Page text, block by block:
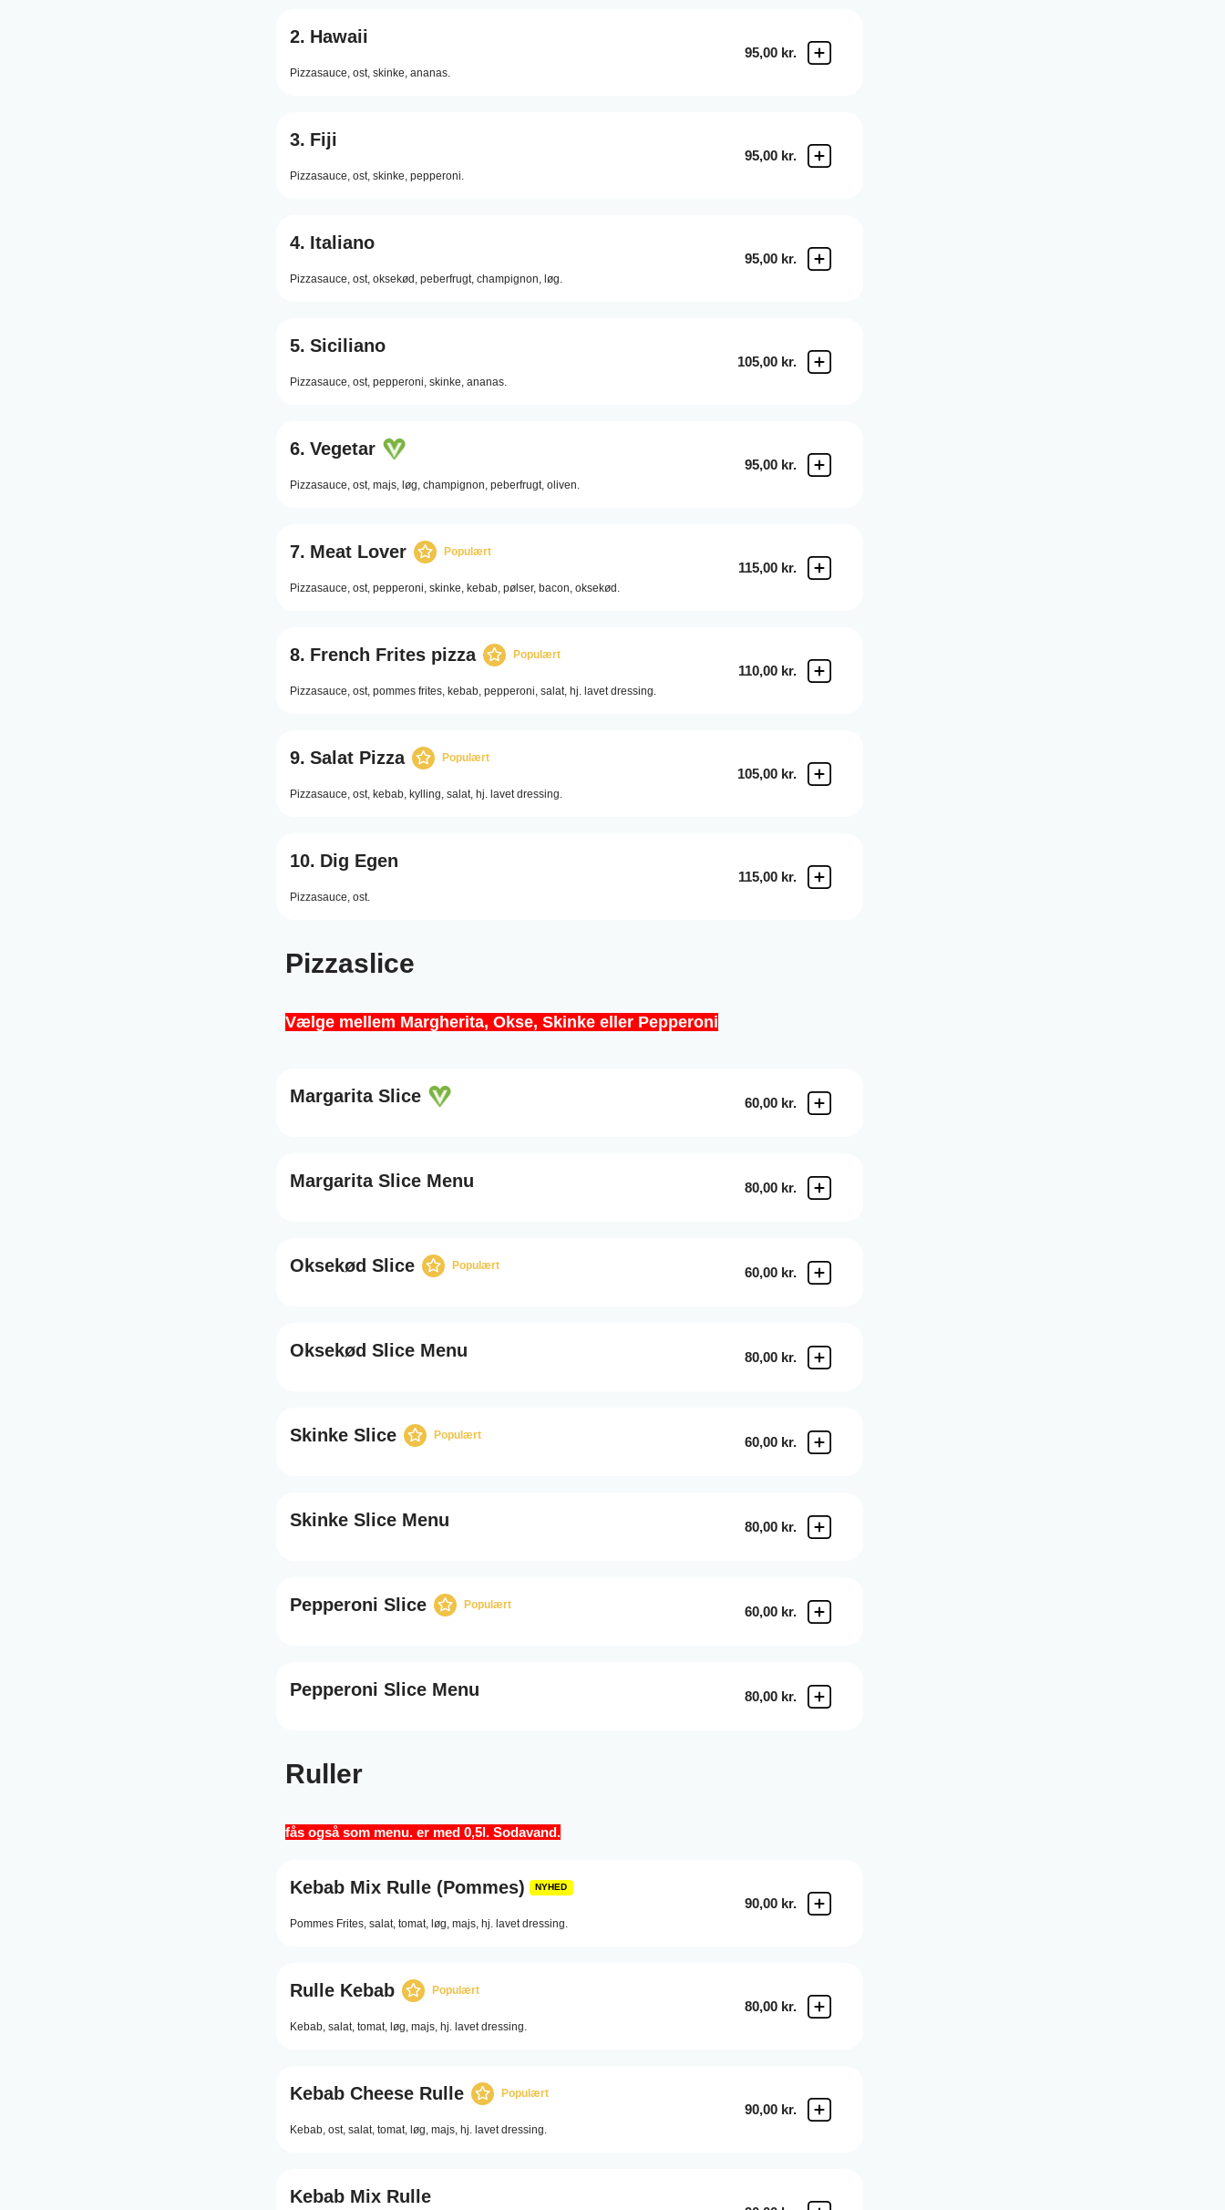
2. Hawaii
Pizzasauce, ost, skinke, ananas.
95,00 kr.
3. Fiji
Pizzasauce, ost, skinke, pepperoni.
95,00 kr.
4. Italiano
Pizzasauce, ost, oksekød, peberfrugt, champignon, løg.
95,00 kr.
5. Siciliano
Pizzasauce, ost, pepperoni, skinke, ananas.
105,00 kr.
6. Vegetar
Pizzasauce, ost, majs, løg, champignon, peberfrugt, oliven.
95,00 kr.
7. Meat Lover Populært
Pizzasauce, ost, pepperoni, skinke, kebab, pølser, bacon, oksekød.
115,00 kr.
8. French Frites pizza Populært
Pizzasauce, ost, pommes frites, kebab, pepperoni, salat, hj. lavet dressing.
110,00 kr.
9. Salat Pizza Populært
Pizzasauce, ost, kebab, kylling, salat, hj. lavet dressing.
105,00 kr.
10. Dig Egen
Pizzasauce, ost.
115,00 kr.
Pizzaslice
Vælge mellem Margherita, Okse, Skinke eller Pepperoni
Margarita Slice 60,00 kr.
Margarita Slice Menu 80,00 kr.
Oksekød Slice Populært 60,00 kr.
Oksekød Slice Menu 80,00 kr.
Skinke Slice Populært 60,00 kr.
Skinke Slice Menu 80,00 kr.
Pepperoni Slice Populært 60,00 kr.
Pepperoni Slice Menu 80,00 kr.
Ruller
fås også som menu. er med 0,5l. Sodavand.
Kebab Mix Rulle (Pommes) NYHED
Pommes Frites, salat, tomat, løg, majs, hj. lavet dressing.
90,00 kr.
Rulle Kebab Populært
Kebab, salat, tomat, løg, majs, hj. lavet dressing.
80,00 kr.
Kebab Cheese Rulle Populært
Kebab, ost, salat, tomat, løg, majs, hj. lavet dressing.
90,00 kr.
Kebab Mix Rulle